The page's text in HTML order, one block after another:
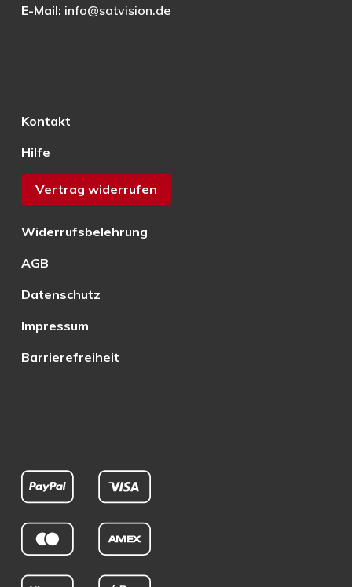
E-Mail: info@satvision.de
Kontakt
Hilfe
Vertrag widerrufen
Widerrufsbelehrung
AGB
Datenschutz
Impressum
Barrierefreiheit